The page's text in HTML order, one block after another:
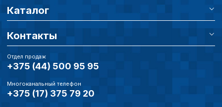
Каталог
Контакты
Отдел продаж
+375 (44) 500 95 95
Многоканальный телефон
+375 (17) 375 79 20